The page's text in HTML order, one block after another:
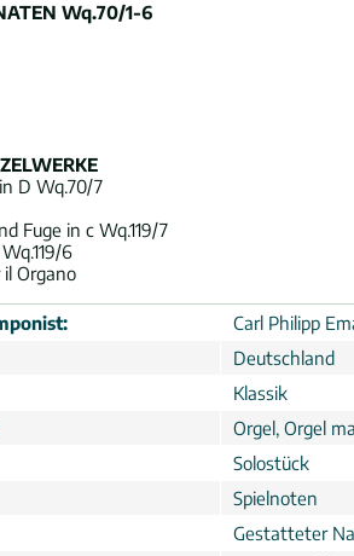
Wq.70/1-6
D Wq.70/7
Fuge in c Wq.119/7
6
il Organo
Carl Philipp
Deutschland
Klassik
Orgel, Orgel
Solostück
Spielnoten
Gestatteter